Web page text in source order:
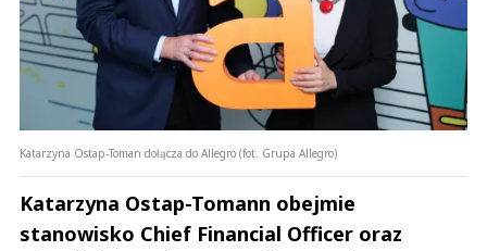
Katarzyna Ostap-Toman dołącza do Allegro (fot. Grupa Allegro)
Katarzyna Ostap-Tomann obejmie
stanowisko Chief Financial Officer oraz